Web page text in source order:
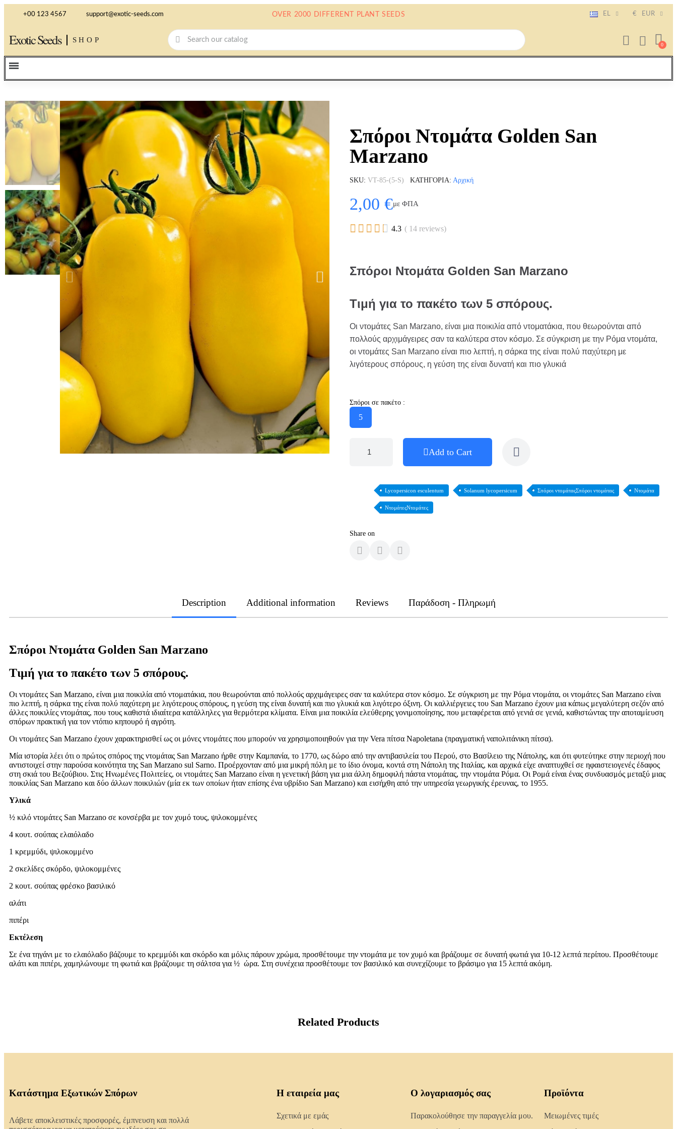
+00 123 4567 support@exotic-seeds.com OVER 2000 DIFFERENT PLANT SEEDS EL € EUR
Exotic Seeds SHOP
Σπόροι Ντομάτα Golden San
Marzano
SKU VT-85-(5-S) ΚΑΤΗΓΟΡΊΑ Αρχική
2,00 €με ΦΠΑ
     4.3 ( 14 reviews)
Σπόροι Ντομάτα Golden San Marzano
Τιμή για το πακέτο των 5 σπόρους.
Οι ντομάτες San Marzano, είναι μια ποικιλία από ντοματάκια, που θεωρούνται από
πολλούς αρχιμάγειρες σαν τα καλύτερα στον κόσμο. Σε σύγκριση με την Ρόμα ντομάτα,
οι ντομάτες San Marzano είναι πιο λεπτή, η σάρκα της είναι πολύ παχύτερη με
λιγότερους σπόρους, η γεύση της είναι δυνατή και πιο γλυκιά
Σπόροι σε πακέτο :
5
Add to Cart
Lycopersicon esculentum Solanum lycopersicum Σπόροι ντομάταςΣπόροι ντομάτας Ντομάτα
ΝτομάτεςΝτομάτες
Share on
Description Additional information Reviews Παράδοση - Πληρωμή
Σπόροι Ντομάτα Golden San Marzano
Τιμή για το πακέτο των 5 σπόρους.
Οι ντομάτες San Marzano, είναι μια ποικιλία από ντοματάκια, που θεωρούνται από πολλούς αρχιμάγειρες σαν τα καλύτερα στον κόσμο. Σε σύγκριση με την Ρόμα ντομάτα, οι ντομάτες San Marzano είναι
πιο λεπτή, η σάρκα της είναι πολύ παχύτερη με λιγότερους σπόρους, η γεύση της είναι δυνατή και πιο γλυκιά και λιγότερο όξινη. Οι καλλιέργειες του San Marzano έχουν μια κάπως μεγαλύτερη σεζόν από
άλλες ποικιλίες ντομάτας, που τους καθιστά ιδιαίτερα κατάλληλες για θερμότερα κλίματα. Είναι μια ποικιλία ελεύθερης γονιμοποίησης, που μεταφέρεται από γενιά σε γενιά, καθιστώντας την αποταμίευση
σπόρων πρακτική για τον ντόπιο κηπουρό ή αγρότη.
Οι ντομάτες San Marzano έχουν χαρακτηρισθεί ως οι μόνες ντομάτες που μπορούν να χρησιμοποιηθούν για την Vera πίτσα Napoletana (πραγματική ναπολιτάνικη πίτσα).
Μία ιστορία λέει ότι ο πρώτος σπόρος της ντομάτας San Marzano ήρθε στην Καμπανία, το 1770, ως δώρο από την αντιβασιλεία του Περού, στο Βασίλειο της Νάπολης, και ότι φυτεύτηκε στην περιοχή που
αντιστοιχεί στην παρούσα κοινότητα της San Marzano sul Sarno. Προέρχονταν από μια μικρή πόλη με το ίδιο όνομα, κοντά στη Νάπολη της Ιταλίας, και αρχικά είχε αναπτυχθεί σε ηφαιστειογενές έδαφος
στη σκιά του Βεζούβιου. Στις Ηνωμένες Πολιτείες, οι ντομάτες San Marzano είναι η γενετική βάση για μια άλλη δημοφιλή πάστα ντομάτας, την ντομάτα Ρόμα. Οι Ρομά είναι ένας συνδυασμός μεταξύ μιας
ποικιλίας San Marzano και δύο άλλων ποικιλιών (μία εκ των οποίων ήταν επίσης ένα υβρίδιο San Marzano) και εισήχθη από την υπηρεσία γεωργικής έρευνας, το 1955.
Υλικά
½ κιλό ντομάτες San Marzano σε κονσέρβα με τον χυμό τους, ψιλοκομμένες
4 κουτ. σούπας ελαιόλαδο
1 κρεμμύδι, ψιλοκομμένο
2 σκελίδες σκόρδο, ψιλοκομμένες
2 κουτ. σούπας φρέσκο βασιλικό
αλάτι
πιπέρι
Εκτέλεση
Σε ένα τηγάνι με το ελαιόλαδο βάζουμε το κρεμμύδι και σκόρδο και μόλις πάρουν χρώμα, προσθέτουμε την ντομάτα με τον χυμό και βράζουμε σε δυνατή φωτιά για 10-12 λεπτά περίπου. Προσθέτουμε
αλάτι και πιπέρι, χαμηλώνουμε τη φωτιά και βράζουμε τη σάλτσα για ½ ώρα. Στη συνέχεια προσθέτουμε τον βασιλικό και συνεχίζουμε το βράσιμο για 15 λεπτά ακόμη.
Related Products
Κατάστημα Εξωτικών Σπόρων
Λάβετε αποκλειστικές προσφορές, έμπνευση και πολλά
Η εταιρεία μας
Σχετικά με εμάς
Ο λογαριασμός σας
Παρακολούθησε την παραγγελία μου.
Προϊόντα
Μειωμένες τιμές